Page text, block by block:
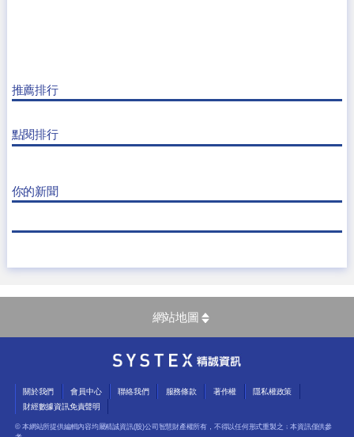
推薦排行
點閱排行
你的新聞
網站地圖
關於我們 會員中心 聯絡我們 服務條款 著作權
隱私權政策
財經數據資訊免責聲明
© 本網站所提供編輯內容均屬精誠資訊(股)公司智慧財產權所有，不得以任何形式重製之﹔本資訊僅供參